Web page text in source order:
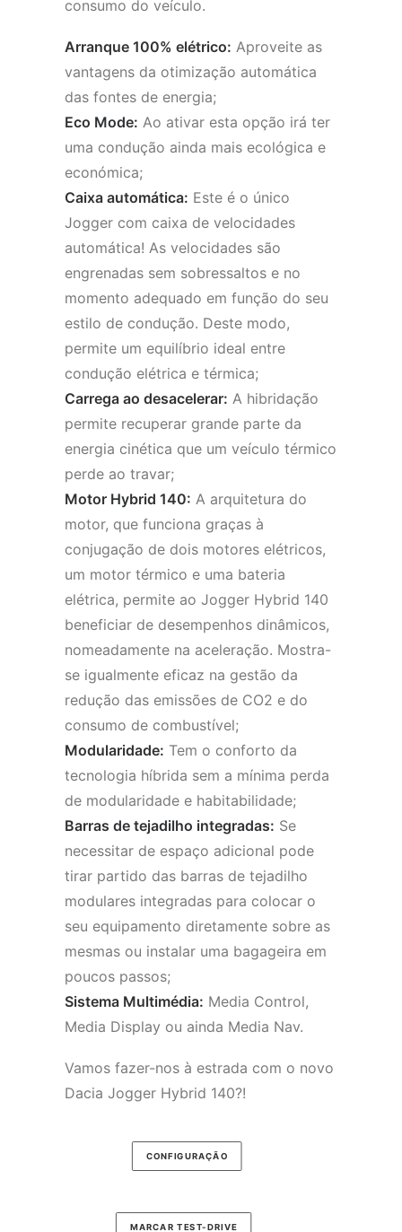
consumo do veículo.
Arranque 100% elétrico: Aproveite as
vantagens da otimização automática
das fontes de energia;
Eco Mode: Ao ativar esta opção irá ter
uma condução ainda mais ecológica e
económica;
Caixa automática: Este é o único
Jogger com caixa de velocidades
automática! As velocidades são
engrenadas sem sobressaltos e no
momento adequado em função do seu
estilo de condução. Deste modo,
permite um equilíbrio ideal entre
condução elétrica e térmica;
Carrega ao desacelerar: A hibridação
permite recuperar grande parte da
energia cinética que um veículo térmico
perde ao travar;
Motor Hybrid 140: A arquitetura do
motor, que funciona graças à
conjugação de dois motores elétricos,
um motor térmico e uma bateria
elétrica, permite ao Jogger Hybrid 140
beneficiar de desempenhos dinâmicos,
nomeadamente na aceleração. Mostra-
se igualmente eficaz na gestão da
redução das emissões de CO2 e do
consumo de combustível;
Modularidade: Tem o conforto da
tecnologia híbrida sem a mínima perda
de modularidade e habitabilidade;
Barras de tejadilho integradas: Se
necessitar de espaço adicional pode
tirar partido das barras de tejadilho
modulares integradas para colocar o
seu equipamento diretamente sobre as
mesmas ou instalar uma bagageira em
poucos passos;
Sistema Multimédia: Media Control,
Media Display ou ainda Media Nav.
Vamos fazer-nos à estrada com o novo
Dacia Jogger Hybrid 140?!
CONFIGURAÇÃO
MARCAR TEST-DRIVE